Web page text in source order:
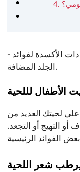
الأكسدة لفوائد
الجلد المضافة.
لحيتك العديد من
أو التهيج أو التجعد.